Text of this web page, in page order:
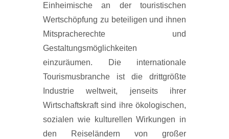
Einheimische an der touristischen
Wertschöpfung zu beteiligen und ihnen
Mitspracherechte und
Gestaltungsmöglichkeiten
einzuräumen. Die internationale
Tourismusbranche ist die drittgrößte
Industrie weltweit, jenseits ihrer
Wirtschaftskraft sind ihre ökologischen,
sozialen wie kulturellen Wirkungen in
den Reiseländern von großer